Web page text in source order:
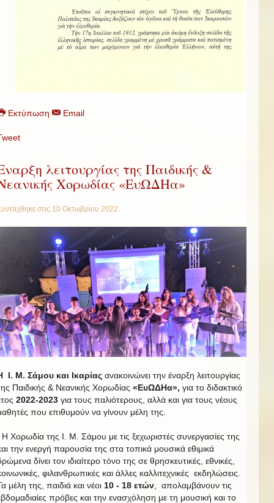
Εκτύπωση Email
λειτουργίας της Παιδικής &
Χορωδίας «ΕυΩΔΗα»
στις 10 Οκτωβρίου 2022
Ι. Μ. Σάμου και Ικαρίας ανακοινώνει την έναρξη λειτουργίας
Παιδικής & Νεανικής Χορωδίας «ΕυΩΔΗα», για το διδακτικό
2022-2023 για τους παλιότερους, αλλά και για τους νέους
που επιθυμούν να γίνουν μέλη της.
Χορωδία της Ι. Μ. Σάμου με τις ξεχωριστές συνεργασίες της
την ενεργή παρουσία της στα τοπικά μουσικά εθιμικά
δίνει τον ιδιαίτερο τόνο της σε θρησκευτικές, εθνικές,
φιλανθρωπικές και άλλες καλλιτεχνικές εκδηλώσεις.
μέλη της, παιδιά και νέοι 10 - 18 ετών , απολαμβάνουν τις
πρόβες και την ενασχόληση με τη μουσική και το